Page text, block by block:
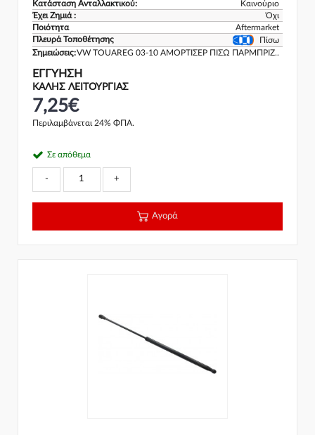
Κατάσταση Ανταλλακτικού:
Καινούριο
Έχει Ζημιά :
Όχι
Ποιότητα
Aftermarket
Πλευρά Τοποθέτησης
Πίσω
Σημειώσεις:VW TOUAREG 03-10 ΑΜΟΡΤΙΣΕΡ ΠΙΣΩ ΠΑΡΜΠΡΙΖ..
ΕΓΓΎΗΣΗ
ΚΑΛΗΣ ΛΕΙΤΟΥΡΓΙΑΣ
7,25€
Περιλαμβάνεται 24% ΦΠΑ.
Σε απόθεμα
- +
Αγορά